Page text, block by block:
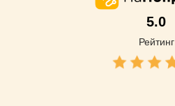
5.0
Рейтинг